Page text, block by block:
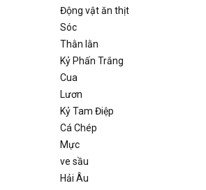
Động vật ăn thịt
Sóc
Thằn lằn
Kỷ Phấn Trắng
Cua
Lươn
Kỷ Tam Điệp
Cá Chép
Mực
ve sầu
Hải Âu